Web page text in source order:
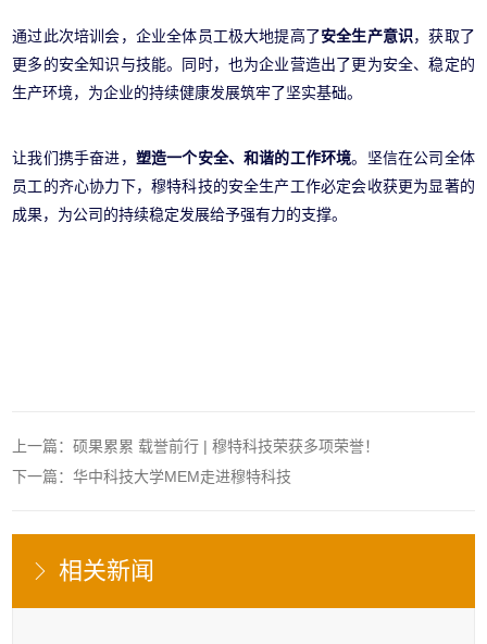
通过此次培训会，企业全体员工极大地提高了安全生产意识，获取了
更多的安全知识与技能。同时，也为企业营造出了更为安全、稳定的
生产环境，为企业的持续健康发展筑牢了坚实基础。
让我们携手奋进， 塑造一个安全、和谐的工作环境。坚信在公司全体
员工的齐心协力下，穆特科技的安全生产工作必定会收获更为显著的
成果，为公司的持续稳定发展给予强有力的支撑。
上一篇：硕果累累 载誉前行 | 穆特科技荣获多项荣誉！
下一篇：华中科技大学MEM走进穆特科技
相关新闻